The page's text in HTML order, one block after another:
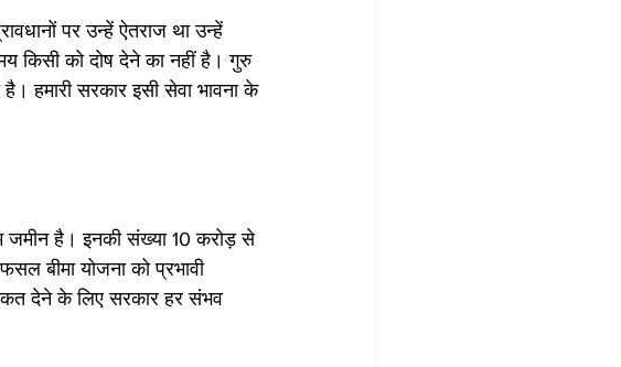
पर उन्हें ऐतराज था उन्हें
किसी को दोष देने का नहीं है। गुरु
हमारी सरकार इसी सेवा भावना के
है। इनकी संख्या 10 करोड़ से
बीमा योजना को प्रभावी
देने के लिए सरकार हर संभव